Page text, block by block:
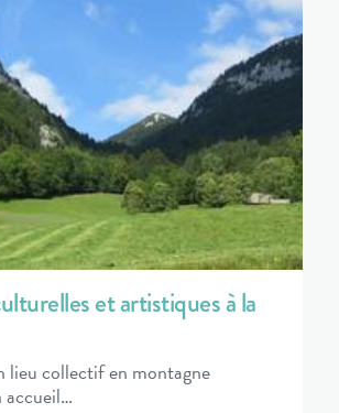
et artistiques à la
lieu collectif en montagne
accueil…